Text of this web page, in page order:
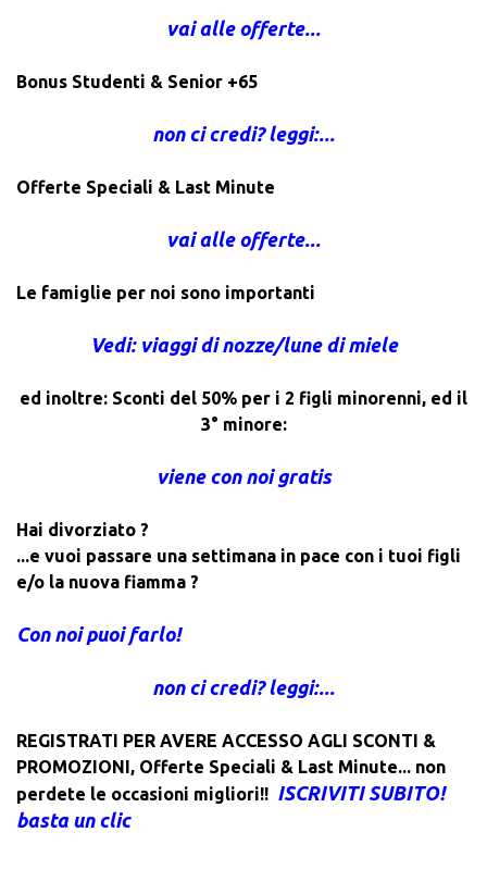
vai alle offerte...
Bonus Studenti & Senior +65
non ci credi? leggi:...
Offerte Speciali & Last Minute
vai alle offerte...
Le famiglie per noi sono importanti
Vedi: viaggi di nozze/lune di miele
ed inoltre: Sconti del 50% per i 2 figli minorenni, ed il
3° minore:
viene con noi gratis
Hai divorziato ?
...e vuoi passare una settimana in pace con i tuoi figli
e/o la nuova fiamma ?
Con noi puoi farlo!
non ci credi? leggi:...
REGISTRATI PER AVERE ACCESSO AGLI SCONTI &
PROMOZIONI, Offerte Speciali & Last Minute... non
perdete le occasioni migliori!! ISCRIVITI SUBITO!
basta un clic